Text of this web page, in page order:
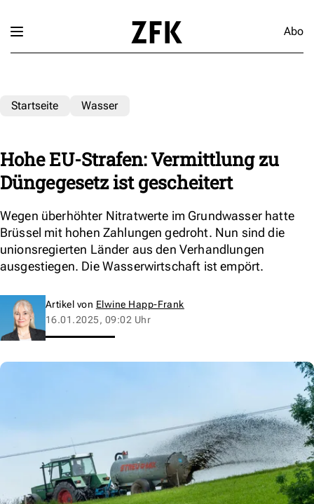
Abo
Startseite Wasser
Hohe EU-Strafen: Vermittlung zu
Düngegesetz ist gescheitert
Wegen überhöhter Nitratwerte im Grundwasser hatte
Brüssel mit hohen Zahlungen gedroht. Nun sind die
unionsregierten Länder aus den Verhandlungen
ausgestiegen. Die Wasserwirtschaft ist empört.
Artikel von Elwine Happ-Frank
16.01.2025, 09:02 Uhr